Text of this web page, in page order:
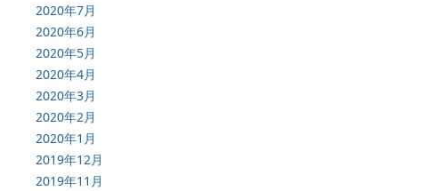
2020年7月
2020年6月
2020年5月
2020年4月
2020年3月
2020年2月
2020年1月
2019年12月
2019年11月